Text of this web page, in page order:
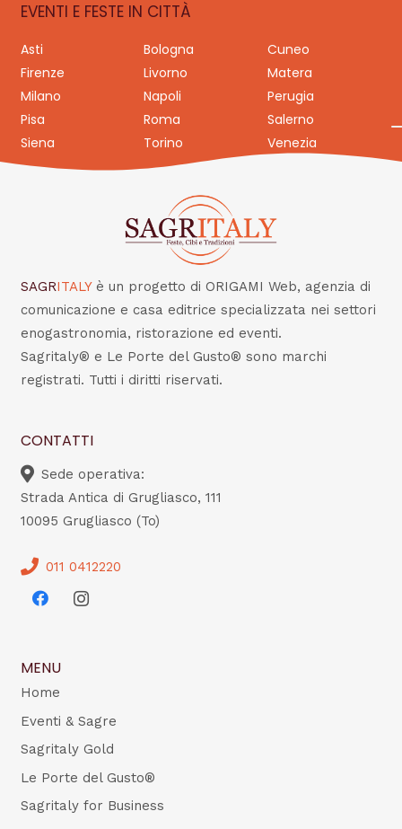
EVENTI E FESTE IN CITTÀ
Asti Bologna
Cuneo
Firenze
Livorno
Matera
Milano
Napoli
Perugia
Pisa
Roma
Salerno
Siena
Torino Venezia
SAGRITALY è un progetto di ORIGAMI Web, agenzia di
comunicazione e casa editrice specializzata nei settori
enogastronomia, ristorazione ed eventi.
Sagritaly® e Le Porte del Gusto® sono marchi
registrati. Tutti i diritti riservati.
CONTATTI
Sede operativa:
Strada Antica di Grugliasco, 111
10095 Grugliasco (To)
011 0412220
MENU
Home
Eventi & Sagre
Sagritaly Gold
Le Porte del Gusto®
Sagritaly for Business